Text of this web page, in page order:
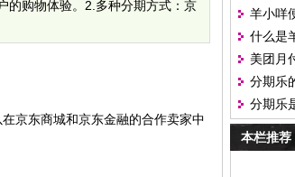
的购物体验。2.多种分期方式：京
京东商城和京东金融的合作卖家中
高京东
羊小咩
现？
什么是
咩便荔
美团月
现方法
分期乐
题吧
分期乐
额度变
本栏推荐